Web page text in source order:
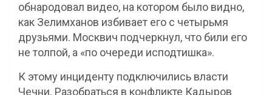
обнародовал видео, на котором было видно,
как Зелимханов избивает его с четырьмя
друзьями. Москвич подчеркнул, что били его
не толпой, а «по очереди исподтишка».
К этому инциденту подключились власти
Чечни. Разобраться в конфликте Кадыров